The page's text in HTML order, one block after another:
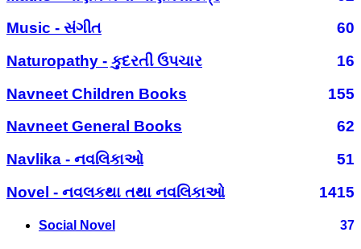
Music - સંગીત
60
Naturopathy - કુદરતી ઉપચાર
16
Navneet Children Books
155
Navneet General Books
62
Navlika - નવલિકાઓ
51
Novel - નવલકથા તથા નવલિકાઓ
1415
Social Novel 37